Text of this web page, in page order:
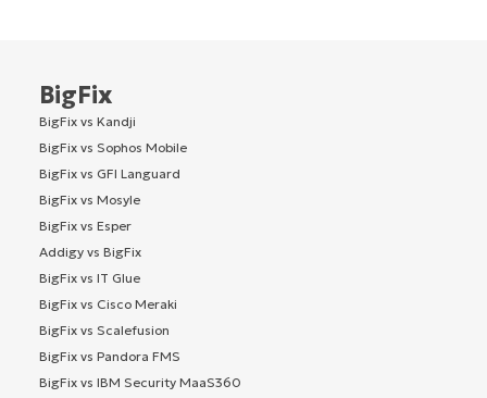
BigFix
BigFix vs Kandji
BigFix vs Sophos Mobile
BigFix vs GFI Languard
BigFix vs Mosyle
BigFix vs Esper
Addigy vs BigFix
BigFix vs IT Glue
BigFix vs Cisco Meraki
BigFix vs Scalefusion
BigFix vs Pandora FMS
BigFix vs IBM Security MaaS360